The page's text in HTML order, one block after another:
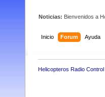
Noticias: Bienvenidos a
Inicio Forum Ayuda
Helicopteros Radio